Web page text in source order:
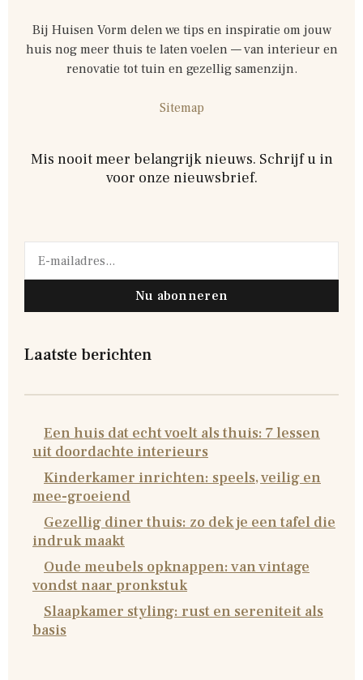
Bij Huisen Vorm delen we tips en inspiratie om jouw
huis nog meer thuis te laten voelen — van interieur en
renovatie tot tuin en gezellig samenzijn.
Sitemap
Mis nooit meer belangrijk nieuws. Schrijf u in
voor onze nieuwsbrief.
Nu abonneren
Laatste berichten
Een huis dat echt voelt als thuis: 7 lessen
uit doordachte interieurs
Kinderkamer inrichten: speels, veilig en
mee-groeiend
Gezellig diner thuis: zo dek je een tafel die
indruk maakt
Oude meubels opknappen: van vintage
vondst naar pronkstuk
Slaapkamer styling: rust en sereniteit als
basis